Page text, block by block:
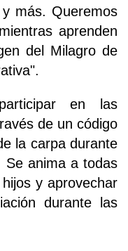
más. Queremos
aprenden
del Milagro de
en las
de un código
la carpa durante
Se anima a todas
y aprovechar
durante las